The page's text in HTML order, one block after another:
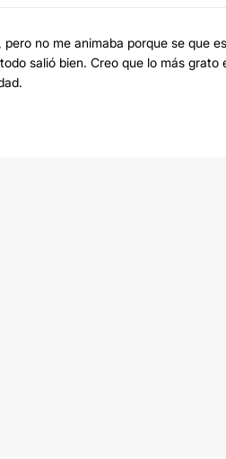
no me animaba porque se que
salió bien. Creo que lo más grato